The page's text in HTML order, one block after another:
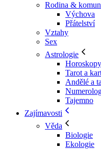
Rodina &
Výchova
Přátelství
Vztahy
Sex
Astrologie
Horoskopy
Tarot a
Andělé a
Tajemno
Zajímavosti
Věda
Biologie
Ekologie